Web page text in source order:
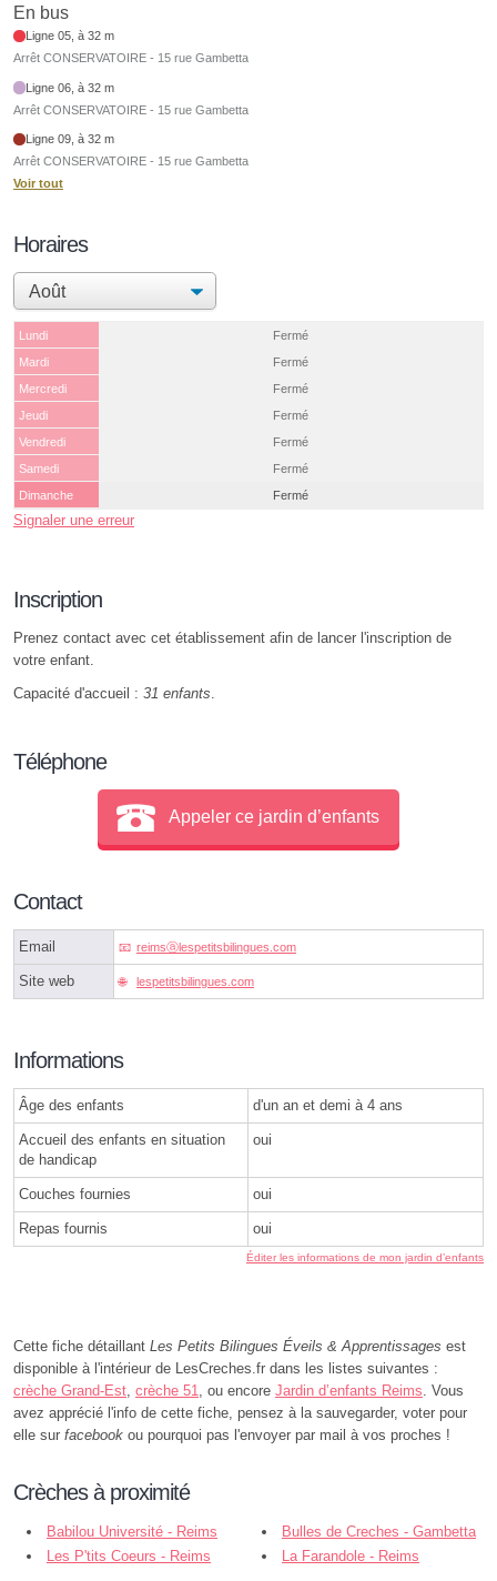
En bus
Ligne 05, à 32 m
Arrêt CONSERVATOIRE - 15 rue Gambetta
Ligne 06, à 32 m
Arrêt CONSERVATOIRE - 15 rue Gambetta
Ligne 09, à 32 m
Arrêt CONSERVATOIRE - 15 rue Gambetta
Voir tout
Horaires
Lundi
Fermé
Mardi
Fermé
Mercredi
Fermé
Jeudi
Fermé
Vendredi
Fermé
Samedi
Fermé
Dimanche
Fermé
Signaler une erreur
Inscription
Prenez contact avec cet établissement afin de lancer l'inscription de
votre enfant.
Capacité d'accueil : 31 enfants
Téléphone
Appeler ce jardin d’enfants
Contact
Email reimsⓐlespetitsbilingues.com
Site web lespetitsbilingues.com
Informations
Âge des enfants d'un an et demi à 4 ans
Accueil des enfants en situation
de handicap
oui
Couches fournies oui
Repas fournis oui
Éditer les informations de mon jardin d’enfants
Cette fiche détaillant Les Petits Bilingues Éveils & Apprentissages est
disponible à l'intérieur de LesCreches.fr dans les listes suivantes :
crèche Grand-Est crèche 51 , ou encore Jardin d’enfants Reims . Vous
avez apprécié l'info de cette fiche, pensez à la sauvegarder, voter pour
elle sur facebook ou pourquoi pas l'envoyer par mail à vos proches !
Crèches à proximité
Babilou Université - Reims
Bulles de Creches - Gambetta
- Reims
Les P'tits Coeurs - Reims La Farandole - Reims